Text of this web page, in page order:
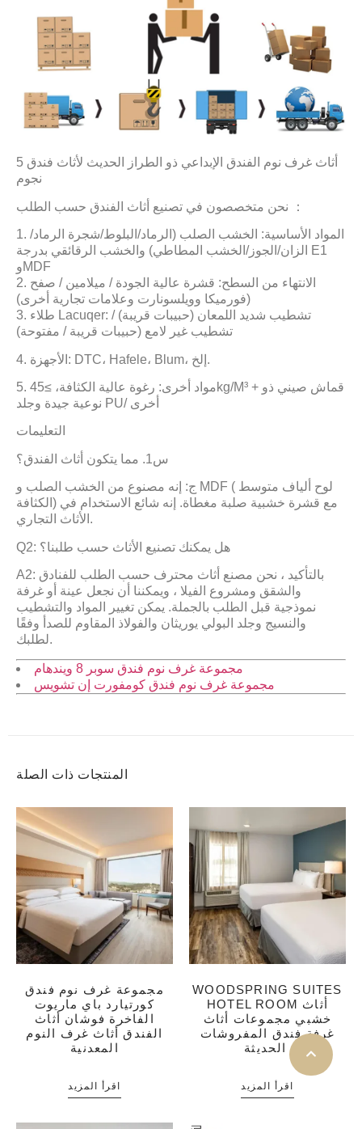
أثاث غرف نوم الفندق الإبداعي ذو الطراز الحديث لأثاث فندق 5
نحن متخصصون في تصنيع أثاث الفندق حسب الطلب ：
1. المواد الأساسية: الخشب الصلب (الرماد/البلوط/شجرة الرماد/
الزان/الجوز/الخشب المطاطي) والخشب الرقائقي بدرجة E1
وMDF
2. الانتهاء من السطح: قشرة عالية الجودة / ميلامين / صفح
(فورميكا وويلسونارت وعلامات تجارية أخرى)
3. طلاء Lacuqer: تشطيب شديد اللمعان (حبيبات قريبة) /
تشطيب غير لامع (حبيبات قريبة / مفتوحة)
4. الأجهزة: DTC، Hafele، Blum، إلخ.
5. مواد أخرى: رغوة عالية الكثافة، ≥45kg/M³ + قماش صيني ذو
التعليمات
ج: إنه مصنوع من الخشب الصلب و MDF (لوح ألياف متوسط ​​
الكثافة) مع قشرة خشبية صلبة مغطاة. إنه شائع الاستخدام في
الأثاث التجاري.
A2: بالتأكيد ، نحن مصنع أثاث محترف حسب الطلب للفنادق
والشقق ومشروع الفيلا ، ويمكننا أن نجعل عينة أو غرفة
نموذجية قبل الطلب بالجملة. يمكن تغيير المواد والتشطيب
والنسيج وجلد البولي يوريثان والفولاذ المقاوم للصدأ وفقًا
لطلبك.
مجموعة غرف نوم فندق كومفورت إن تشويس
المنتجات ذات الصلة
مجموعة غرف نوم فندق
كورتيارد باي ماريوت
الفاخرة فوشان أثاث
الفندق أثاث غرف النوم
المعدنية
اقرأ المزيد
WOODSPRING SUITES
HOTEL ROOM أثاث
خشبي مجموعات أثاث
غرفة فندق المفروشات
الحديثة
اقرأ المزيد